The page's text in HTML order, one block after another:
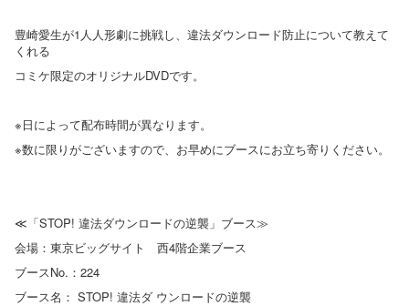
豊崎愛生が1人人形劇に挑戦し、違法ダウンロード防止について教えて
くれる
コミケ限定のオリジナルDVDです。
※日によって配布時間が異なります。
※数に限りがございますので、お早めにブースにお立ち寄りください。
≪「STOP! 違法ダウンロードの逆襲」ブース≫
会場：東京ビッグサイト 西4階企業ブース
ブースNo.：224
ブース名： STOP! 違法ダ ウンロードの逆襲